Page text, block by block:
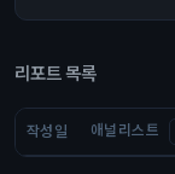
리포트 목록
작성일 애널리스트